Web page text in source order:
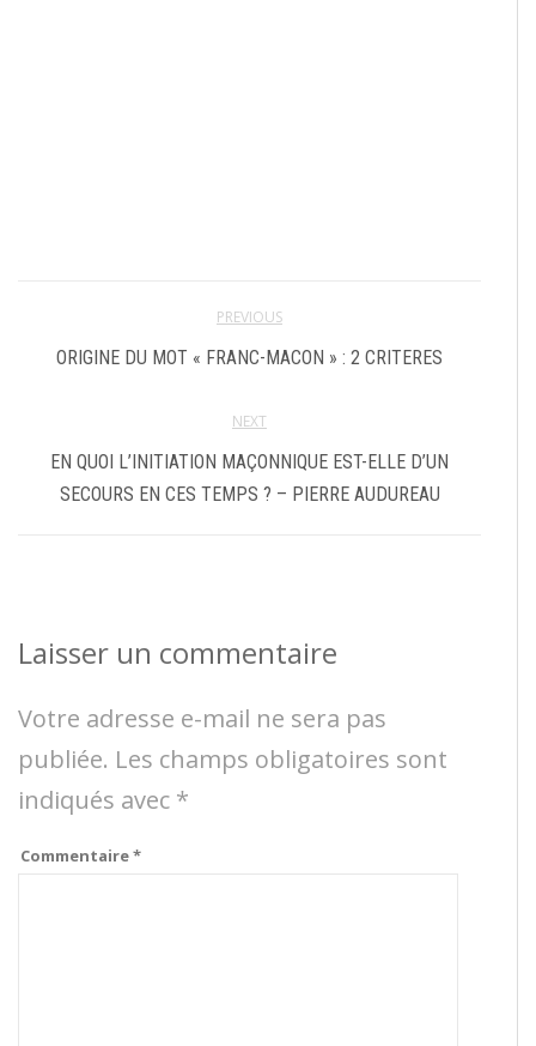
PREVIOUS
ORIGINE DU MOT « FRANC-MACON » : 2 CRITERES
NEXT
EN QUOI L’INITIATION MAÇONNIQUE EST-ELLE D’UN
SECOURS EN CES TEMPS ? – PIERRE AUDUREAU
Laisser un commentaire
Votre adresse e-mail ne sera pas
publiée. Les champs obligatoires sont
indiqués avec *
Commentaire*